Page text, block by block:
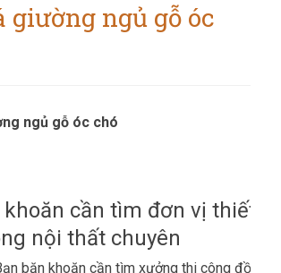
giường ngủ gỗ óc
ngủ gỗ óc chó
khoăn cần tìm đơn vị thiết
nội thất chuyên
băn khoăn cần tìm xưởng thi công đồ